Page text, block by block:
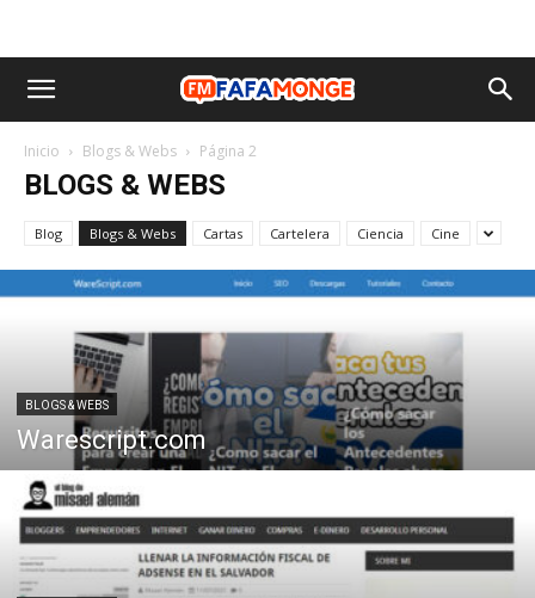
Inicio Blogs & Webs Página 2
BLOGS & WEBS
Blog Blogs & Webs Cartas Cartelera Ciencia Cine
BLOGS & WEBS
Warescript.com